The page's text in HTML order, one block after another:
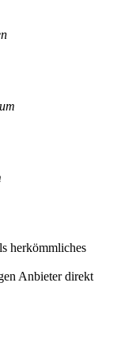
herkömmliches
Anbieter direkt